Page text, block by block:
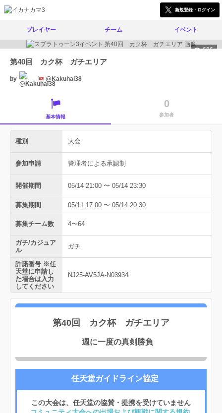
新規登録・ログイン
プレイヤー チーム イベント
636
第40回 カク杯 ガチエリア
by @Kakuhai38
基本情報
0
参加者
種別 大会
参加申請 管理者による承認制
開催期間 05/14 21:00 〜 05/14 23:30
募集期間 05/11 17:00 〜 05/14 20:30
募集チーム数 4〜64
ガチ/カジュア
ル
ガチ
許諾番号 ※任
天堂に申請し
た場合は入力
してください
NJ25-AV5JA-N03934
第40回 カク杯 ガチエリア
週に一度の真剣勝負
任天堂ガイドライン協定
この大会は、任天堂の協賛・提携を受けていません